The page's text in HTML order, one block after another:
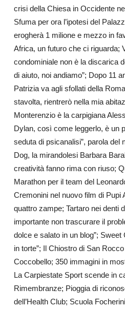
crisi della Chiesa in Occidente
Sfuma per ora l’ipotesi del
erogherà 1 milione e mezzo in
Africa, un futuro che ci riguarda;
condominiale non è la discarica
di aiuto, noi andiamo”; Dopo 11
Patrizia va agli sfollati della
stavolta, rientrerò nella mia
Monterenzio è la carpigiana
Dylan, così come leggerlo, è un
seduta di psicanalisi”, parola del
Dog, la mirandolesi Barbara
creatività fanno rima con riuso;
Marathon per il team del
Cremonini nel nuovo film di Pupi
quattro zampe; Tartaro nei denti
importante non trascurare il
dolce e salato in un blog”;
in torte”; Il Chiostro di San
Coccobello; 350 immagini in
La Carpiestate Sport scende in
Rimembranze; Pioggia di
dell’Health Club; Scuola